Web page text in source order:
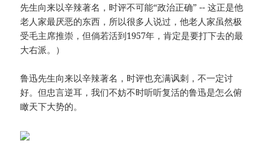
先生向来以辛辣著名，时评不可能“政治正确” -- 这正是他
老人家最厌恶的东西，所以很多人说过，他老人家虽然极
受毛主席推崇，但倘若活到1957年，肯定是要打下去的最
大右派。）
鲁迅先生向来以辛辣著名，时评也充满讽刺，不一定讨
好。但忠言逆耳，我们不妨不时听听复活的鲁迅是怎么俯
瞰天下大势的。